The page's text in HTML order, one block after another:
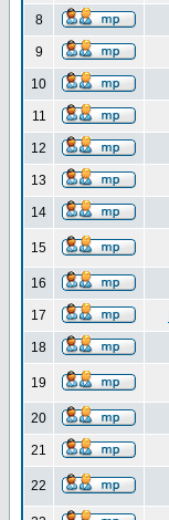
8
9
10
11
12
13
14
15
16
17
18
19
20
21
22